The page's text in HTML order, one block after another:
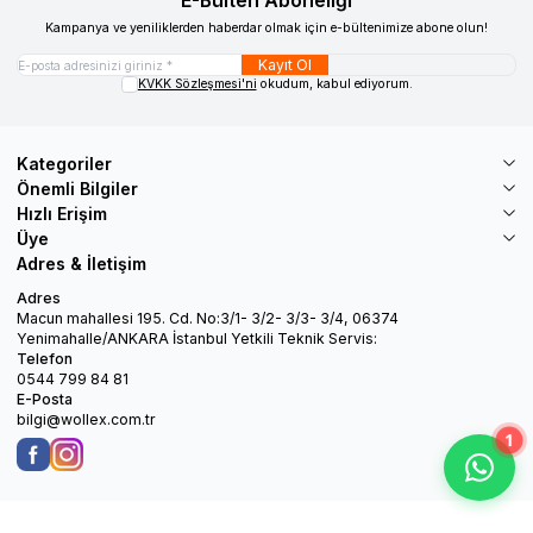
1
Kampanya ve yeniliklerden haberdar olmak için e-bültenimize abone olun!
Kayıt Ol
KVKK Sözleşmesi'ni okudum, kabul ediyorum.
Kategoriler
Önemli Bilgiler
Hızlı Erişim
Üye
Adres & İletişim
Adres
Macun mahallesi 195. Cd. No:3/1- 3/2- 3/3- 3/4, 06374
Yenimahalle/ANKARA İstanbul Yetkili Teknik Servis:
Telefon
0544 799 84 81
E-Posta
bilgi@wollex.com.tr
FacebookInstagram